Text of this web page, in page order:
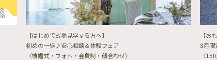
【はじめて式場見学する方へ】
初めの一歩♪安心相談＆体験フェア
〈結婚式・フォト・会費制・顔合わせ〉
【お
8月限
〈